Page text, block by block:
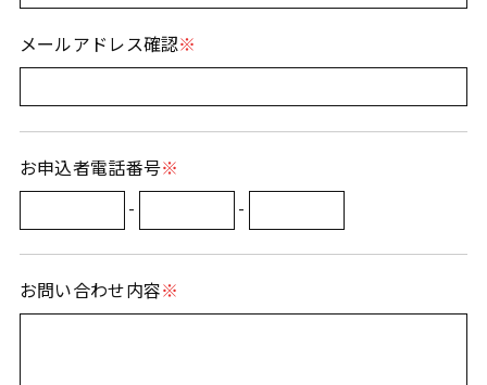
メールアドレス確認
お申込者電話番号
- -
お問い合わせ内容